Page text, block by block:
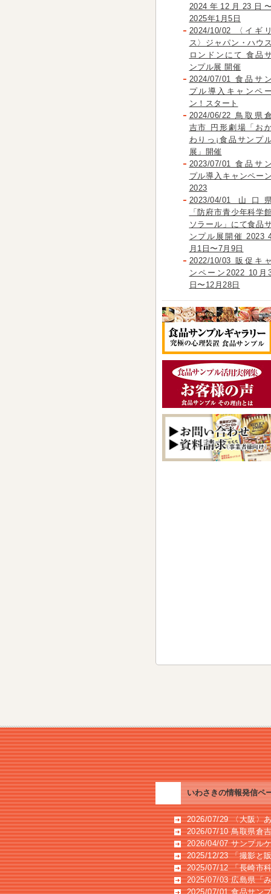
2024年12月23日
2025年1月5日
2024/10/02 〈イギ
ス〉ジャパン・ハウ
ロンドンにて 食品
ンプル展 開催
2024/07/01 食品サ
プル導入キャンペ
ン！スタート
2024/06/22 鳥取県
吉市 円形劇場「お
わりっ¡食品サンプ
展」開催
2023/07/01 食品サ
プル導入キャンペー
2023
2023/04/01 山口
「防府市青少年科学
ソラール」にて食品
ンプル展開催 2023
月1日〜7月9日
2022/10/03 販促キ
ンペーン2022 10月
日〜12月28日
いわさきの情報発信ペ
2026/07/29 〈大阪〉
2026/07/10 鳥取県倉
2026/04/07 サンプル
2025/12/23 「撮影と
2025/07/12 「長崎市
2025/07/03 広島県「
2025/07/01 食品サン